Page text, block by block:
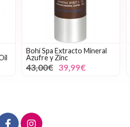
Evolugie Sérum Vital
Detoxinante
40,80€